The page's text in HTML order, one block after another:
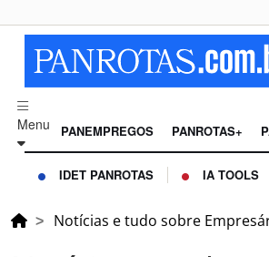
Menu PANEMPREGOS PANROTAS+
IDET PANROTAS IA TOOLS
Notícias e tudo sobre